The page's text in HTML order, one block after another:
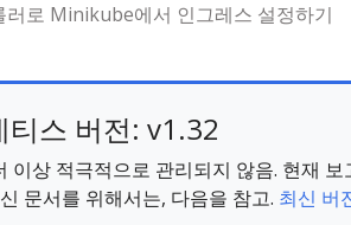
로 Minikube에서 인그레스 설정하기
스 버전: v1.32
상 적극적으로 관리되지 않음. 현재 보
문서를 위해서는, 다음을 참고. 최신 버